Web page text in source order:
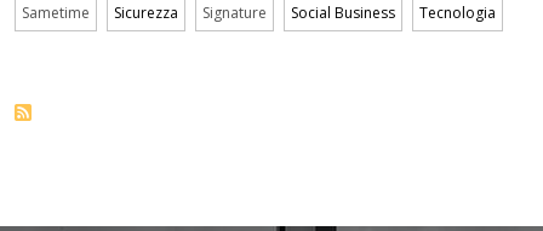
Sametime Sicurezza Signature Social Business Tecnologia